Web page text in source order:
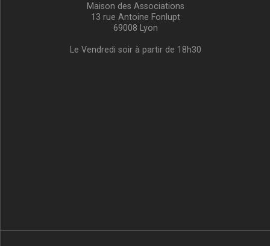
Maison des Associations
13 rue Antoine Fonlupt
69008 Lyon
Le Vendredi soir à partir de 18h30